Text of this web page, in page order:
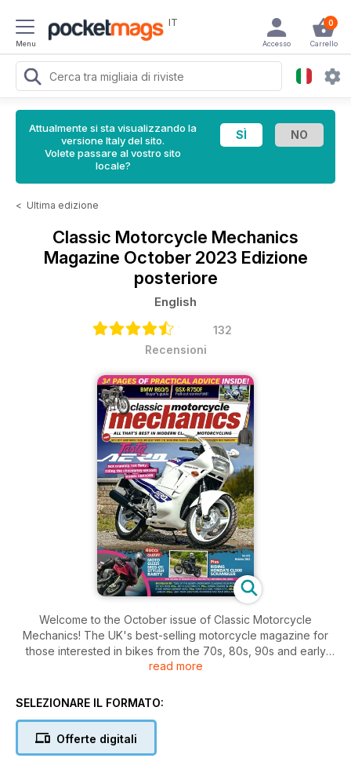
Menu
IT 0
Carrello
Accesso
Attualmente si sta visualizzando la
versione Italy del sito.
Volete passare al vostro sito
locale?
< Ultima edizione
Classic Motorcycle Mechanics
Magazine October 2023 Edizione
posteriore
English
132
Recensioni
Welcome to the October issue of Classic Motorcycle
Mechanics! The UK's best-selling motorcycle magazine for
those interested in bikes from the 70s, 80s, 90s and early
noughties!
Inside this issue includes: News and happenings for October
read more
SELEZIONARE IL FORMATO:
Offerte digitali